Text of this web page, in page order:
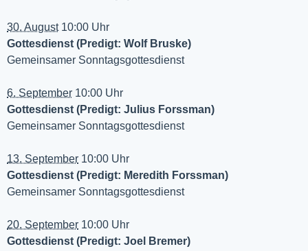
30. August10:00 Uhr
Gottesdienst (Predigt: Wolf Bruske)
Gemeinsamer Sonntagsgottesdienst
6. September 10:00 Uhr
Gottesdienst (Predigt: Julius Forssman)
Gemeinsamer Sonntagsgottesdienst
13. September 10:00 Uhr
Gottesdienst (Predigt: Meredith Forssman)
Gemeinsamer Sonntagsgottesdienst
20. September 10:00 Uhr
Gottesdienst (Predigt: Joel Bremer)